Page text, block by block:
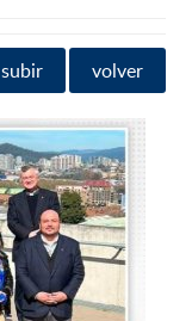
subir volver